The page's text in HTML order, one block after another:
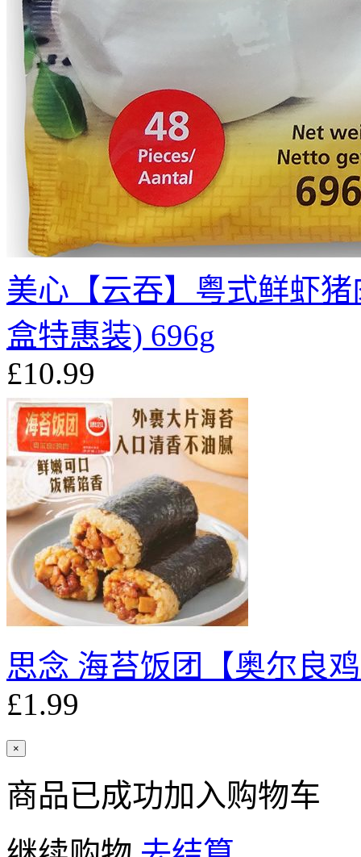
美心【云吞】粤式鲜虾
盒特惠装) 696g
£10.99
思念 海苔饭团【奥尔良
£1.99
×
商品已成功加入购物车